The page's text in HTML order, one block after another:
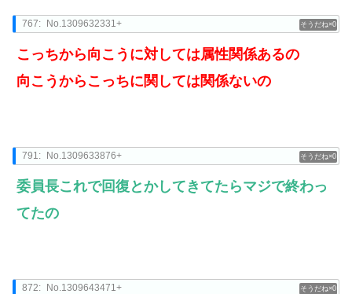
0
767: No.1309632331+
こっちから向こうに対しては属性関係あるの
向こうからこっちに関しては関係ないの
0
791: No.1309633876+
委員長これで回復とかしてきてたらマジで終わっ
てたの
0
872: No.1309643471+